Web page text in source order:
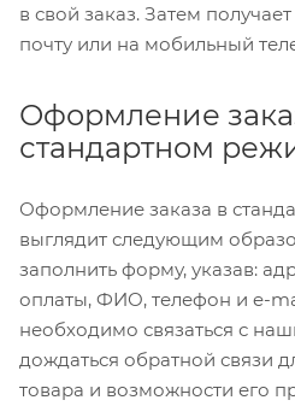
в свой заказ. Затем
почту или на мобильный
Оформление
стандартном
Оформление заказа в
выглядит следующим
заполнить форму, указав:
оплаты, ФИО, телефон и e-
необходимо связаться с
дождаться обратной связи
товара и возможности его